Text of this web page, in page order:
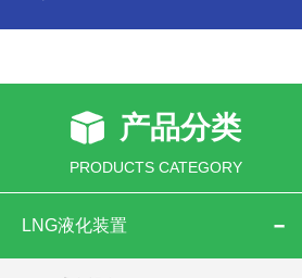
产品分类
PRODUCTS CATEGORY
LNG液化装置